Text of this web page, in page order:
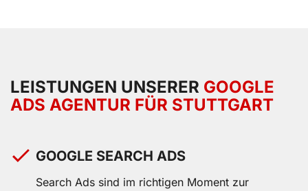
LEISTUNGEN UNSERER GOOGLE
ADS AGENTUR FÜR STUTTGART
GOOGLE SEARCH ADS
Search Ads sind im richtigen Moment zur